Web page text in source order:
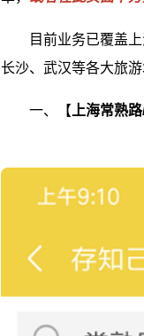
目前业务已覆盖
长沙、武汉等各大旅
一、【上海常熟路